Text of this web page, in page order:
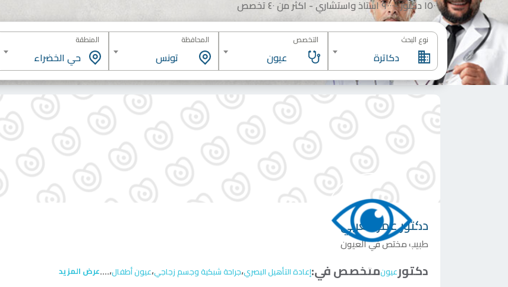
١٥٠٠٠ دكتور -٩٠٠٠ استاذ واستشاري - اكثر من ٤٠ تخصص
نوع البحث
دكاترة
التخصص
عيون
المحافظة
تونس
المنطقة
حي الخضراء
دكتورعمر الغربي
طبيب مختص في العيون
دكتورعيونمتخصص في:إعادة التأهيل البصري،جراحة شبكية وجسم زجاجي،عيون أطفال،....عرض المزيد